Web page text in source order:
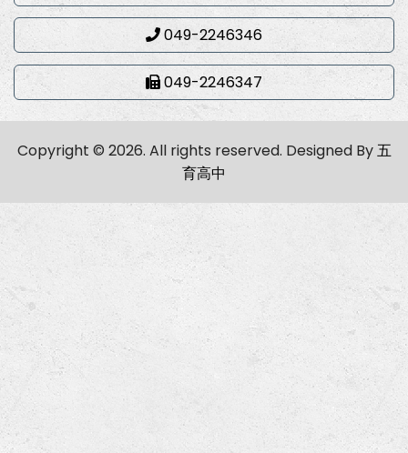
049-2246346
049-2246347
Copyright © 2026. All rights reserved. Designed By五
育高中